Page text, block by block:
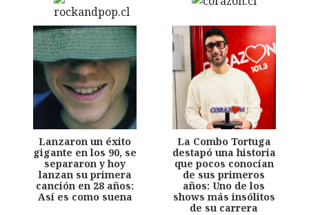
Lanzaron un éxito
gigante en los 90, se
separaron y hoy
lanzan su primera
canción en 28 años:
Así es como suena
La Combo Tortuga
destapó una historia
que pocos conocían
de sus primeros
años: Uno de los
shows más insólitos
de su carrera